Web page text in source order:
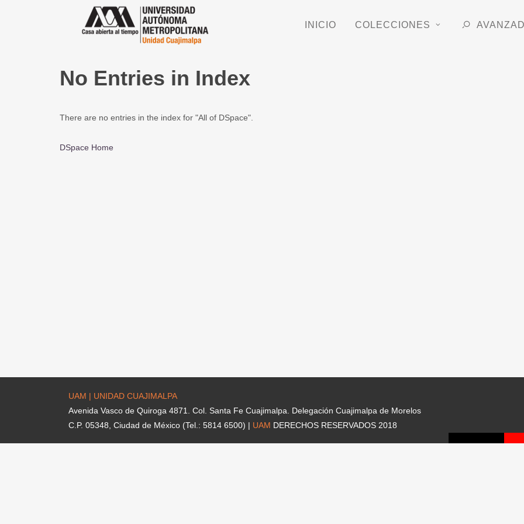
INICIO COLECCIONES
No Entries in Index
There are no entries in the index for "All of DSpace".
DSpace Home
UAM | UNIDAD CUAJIMALPA
Avenida Vasco de Quiroga 4871. Col. Santa Fe Cuajimalpa. Delegación Cuajimalpa de Morelos
C.P. 05348, Ciudad de México (Tel.: 5814 6500) | UAM DERECHOS RESERVADOS 2018